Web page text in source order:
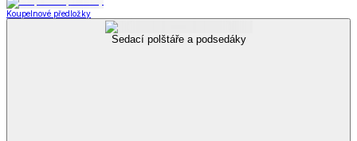
Koupelnové předložky
Sedací polštáře a podsedáky